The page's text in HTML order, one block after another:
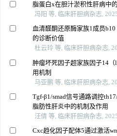
脂蛋白x在胆汁淤积性肝病中
冯阳 等, 临床肝胆病杂志,
血清醛酮还原酶家族1成员
的诊断价值
杜云玲 等, 临床肝胆病杂志,
肿瘤坏死因子超家族因子14
用机制
马亚鹏 等, 临床肝胆病杂志,
Tgf-β1/smad信号通路调控
脂肪性肝炎中的机制及作用
汪倩 等, 临床肝胆病杂志,
Cxc趋化因子配体5通过激活